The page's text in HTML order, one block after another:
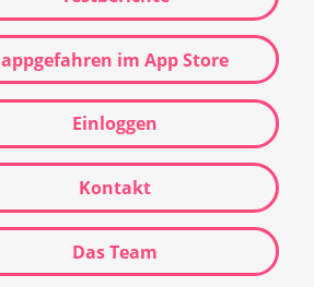
appgefahren im App Store
Einloggen
Kontakt
Das Team